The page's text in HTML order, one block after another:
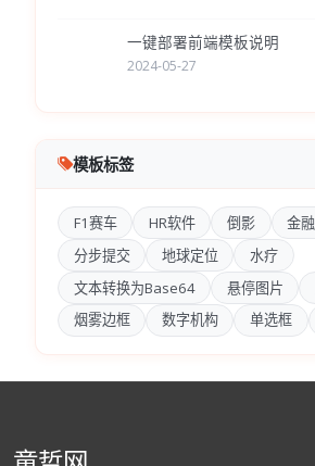
一键部署前端模板说明
2024-05-27
模板标签
F1赛车 HR软件 倒影 金融
分步提交
地球定位
水疗
文本转换为Base64
悬停图片
烟雾边框
数字机构 单选框